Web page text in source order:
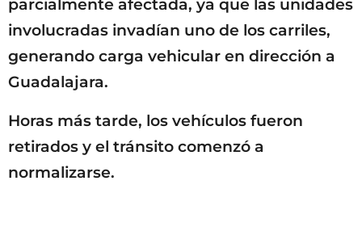
parcialmente afectada, ya que las unidades
involucradas invadían uno de los carriles,
generando carga vehicular en dirección a
Guadalajara.
Horas más tarde, los vehículos fueron
retirados y el tránsito comenzó a
normalizarse.